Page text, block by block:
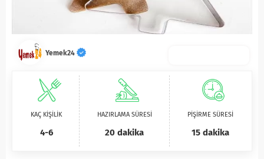
Yemek24
KAÇ KİŞİLİK
4-6
HAZIRLAMA SÜRESİ
20 dakika
PİŞİRME SÜRESİ
15 dakika